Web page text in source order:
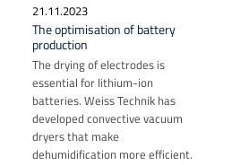
21.11.2023
The optimisation of battery
production
The drying of electrodes is
essential for lithium-ion
batteries. Weiss Technik has
developed convective vacuum
dryers that make
dehumidification more efficient.